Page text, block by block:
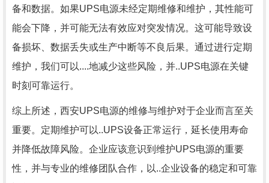
备和数据。如果UPS电源未经定期维修和维护，其性能可
能会下降，并可能无法有效应对突发情况。这可能导致设
备损坏、数据丢失或生产中断等不良后果。通过进行定期
维护，我们可以....地减少这些风险，并..UPS电源在关键
时刻可靠运行。
综上所述，西安UPS电源的维修与维护对于企业而言至关
重要。定期维护可以..UPS设备正常运行，延长使用寿命
并降低故障风险。企业应该意识到维护UPS电源的重要
性，并与专业的维修团队合作，以..企业设备的稳定和可靠